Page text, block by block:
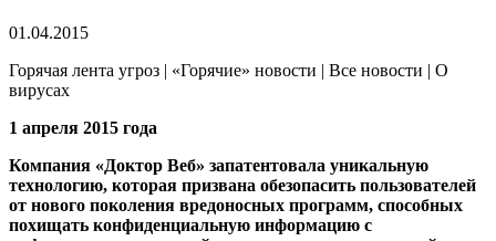
01.04.2015
Горячая лента угроз | «Горячие» новости | Все новости | О
вирусах
1 апреля 2015 года
Компания «Доктор Веб» запатентовала уникальную
технологию, которая призвана обезопасить пользователей
от нового поколения вредоносных программ, способных
похищать конфиденциальную информацию с